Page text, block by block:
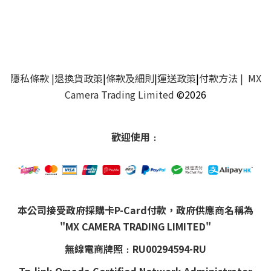
隱私條款|退換貨政策|條款及細則|運送政策|付款方法| MX
Camera Trading Limited ©2026
歡迎使用﹕
本公司接受政府採購卡P-Card付款，政府供應商名稱為
"MX CAMERA TRADING LIMITED"
無線電商牌照﹕RU00294594-RU